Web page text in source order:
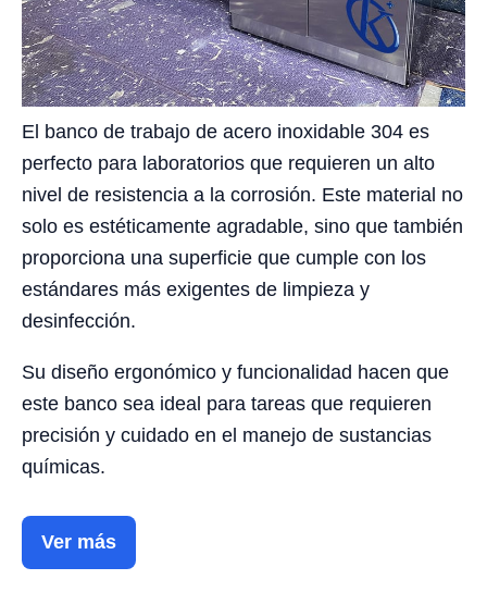
El banco de trabajo de acero inoxidable 304 es
perfecto para laboratorios que requieren un alto
nivel de resistencia a la corrosión. Este material no
solo es estéticamente agradable, sino que también
proporciona una superficie que cumple con los
estándares más exigentes de limpieza y
desinfección.
Su diseño ergonómico y funcionalidad hacen que
este banco sea ideal para tareas que requieren
precisión y cuidado en el manejo de sustancias
químicas.
Ver más